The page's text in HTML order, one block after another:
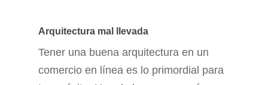
Arquitectura mal llevada
Tener una buena arquitectura en un
comercio en línea es lo primordial para